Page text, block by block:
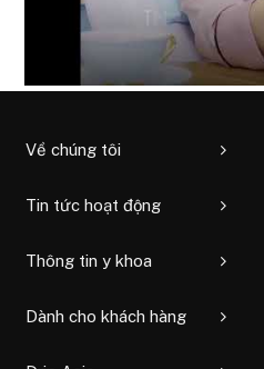
Về chúng tôi
Tin tức hoạt động
Thông tin y khoa
Dành cho khách hàng